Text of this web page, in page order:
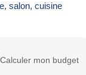
salon, cuisine
Calculer mon budget